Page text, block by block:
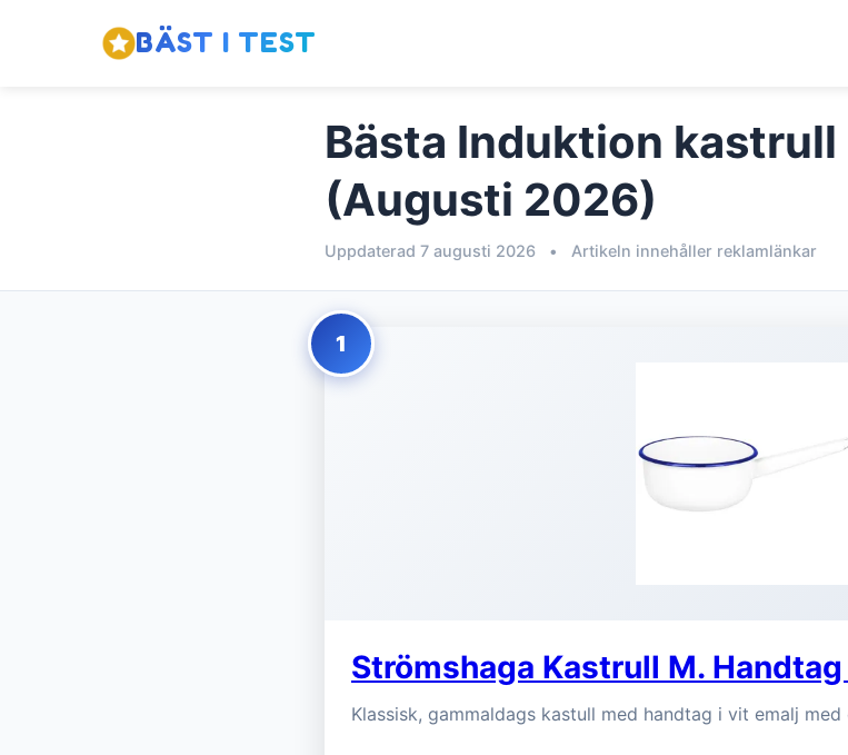
BÄST I TEST
Bästa Induktion
(Augusti 2026)
Uppdaterad 7 augusti 2026 • Artikeln innehåller reklamlänkar
1
Strömshaga Kastrull M.
Klassisk, gammaldags kastull med handtag i vit emalj